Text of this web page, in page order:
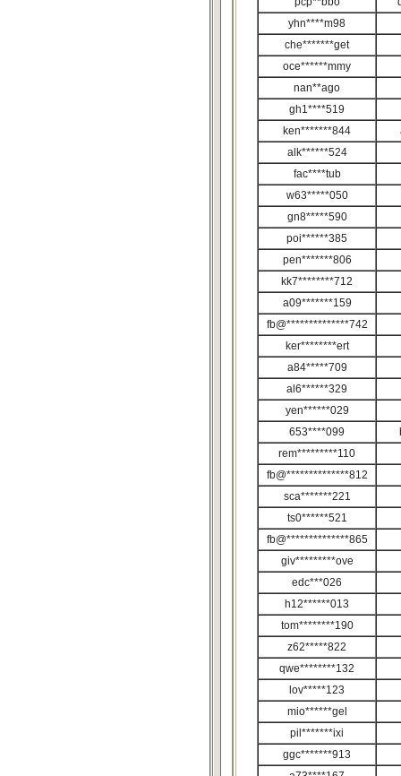
yhn****m98
che*******get
oce******mmy
nan**ago
gh1****519
ken*******844
alk******524
fac****tub
w63*****050
gn8*****590
poi******385
pen*******806
kk7********712
a09*******159
fb@**************742
ker********ert
a84*****709
al6******329
yen******029
653****099
rem*********110
fb@**************812
sca*******221
ts0******521
fb@**************865
giv*********ove
edc***026
h12******013
tom********190
z62*****822
qwe********132
lov*****123
mio******gel
pil*******ixi
ggc*******913